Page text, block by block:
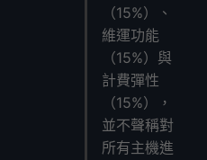
（15%）、
維運功能
（15%）與
計費彈性
（15%），
並不聲稱對
所有主機進